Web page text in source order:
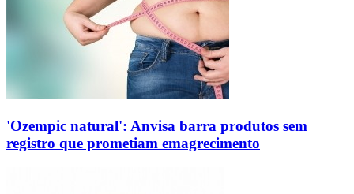
'Ozempic natural': Anvisa barra produtos sem
registro que prometiam emagrecimento